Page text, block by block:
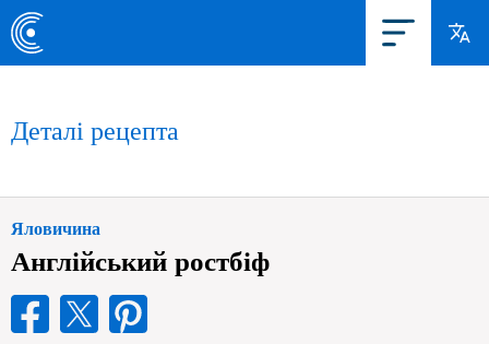
Деталі рецепта
Яловичина
Англійський ростбіф